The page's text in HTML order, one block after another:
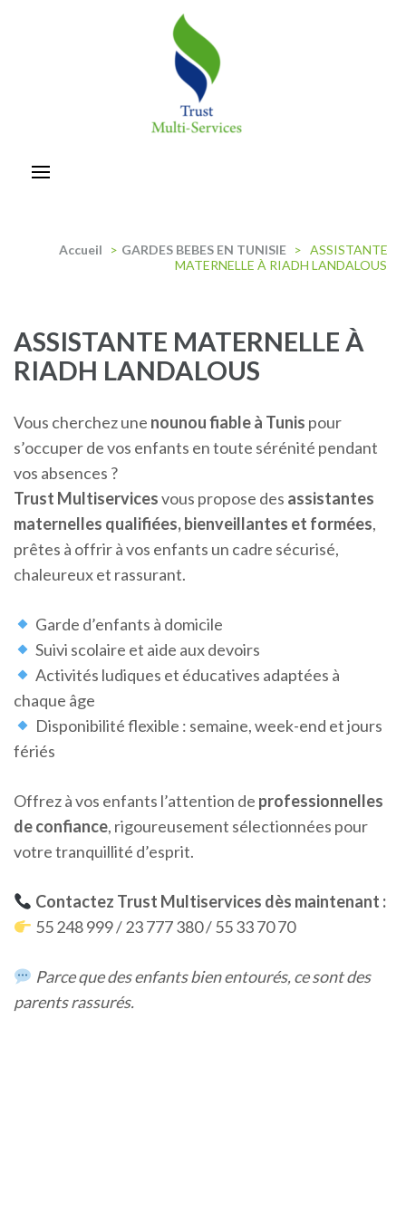
Accueil > GARDES BEBES EN TUNISIE > ASSISTANTE
MATERNELLE À RIADH LANDALOUS
ASSISTANTE MATERNELLE À
RIADH LANDALOUS
Vous cherchez une nounou fiable à Tunis pour
s’occuper de vos enfants en toute sérénité pendant
vos absences ?
Trust Multiservicesvous propose des assistantes
maternelles qualifiées, bienveillantes et formées,
prêtes à offrir à vos enfants un cadre sécurisé,
chaleureux et rassurant.
Garde d’enfants à domicile
Suivi scolaire et aide aux devoirs
Activités ludiques et éducatives adaptées à
chaque âge
Disponibilité flexible : semaine, week-end et jours
fériés
Offrez à vos enfants l’attention de professionnelles
de confiance, rigoureusement sélectionnées pour
votre tranquillité d’esprit.
Contactez Trust Multiservices dès maintenant :
55 248 999 / 23 777 380 / 55 33 70 70
Parce que des enfants bien entourés, ce sont des
parents rassurés.